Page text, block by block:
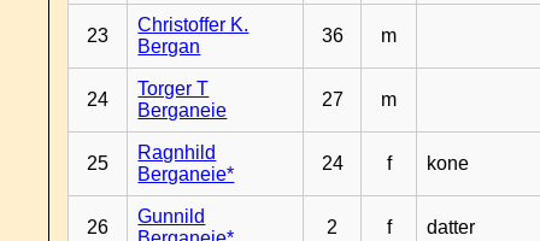
23
Christoffer K.
Bergan
36 m
24
Torger T
Berganeie
27 m
25
Ragnhild
Berganeie*
24 f kone
26
Gunnild
2 f datter